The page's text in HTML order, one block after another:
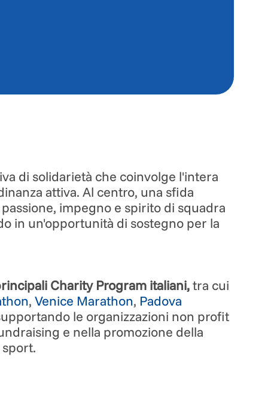
di solidarietà che coinvolge l'intera
attiva. Al centro, una sfida
impegno e spirito di squadra
in un'opportunità di sostegno per la
Charity Program italiani,tra cui
, Venice Marathon, Padova
le organizzazioni non profit
e nella promozione della